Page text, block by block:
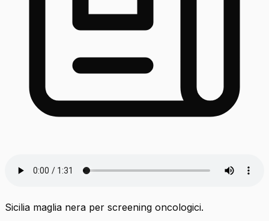
Sicilia maglia nera per screening oncologici.